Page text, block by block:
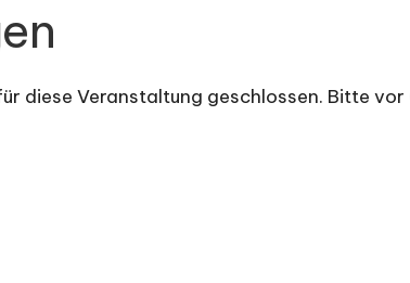
diese Veranstaltung geschlossen. Bitte